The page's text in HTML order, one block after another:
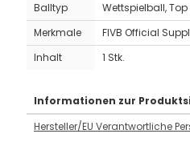
Balltyp
Wettspielball,
Merkmale
FIVB Official
Inhalt
1 Stk.
Informationen zur
Hersteller/EU Verantwortliche